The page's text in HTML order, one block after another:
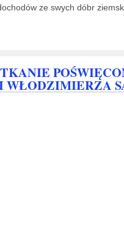
ze swych dóbr
WŁODZIMIERZA